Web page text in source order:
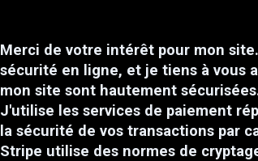
Merci de votre intérêt pour mon
sécurité en ligne, et je tiens à vous
mon site sont hautement
J'utilise les services de paiement
la sécurité de vos transactions par
Stripe utilise des normes de